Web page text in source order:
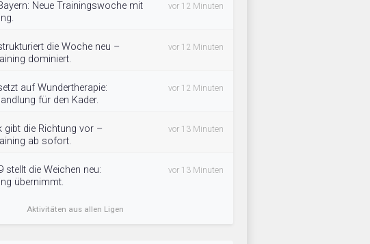
Neue Trainingswoche mit
vor 12 Minuten
die Woche neu –
dominiert.
vor 12 Minuten
auf Wundertherapie:
für den Kader.
vor 12 Minuten
gibt die Richtung vor –
ab sofort.
vor 13 Minuten
stellt die Weichen neu:
übernimmt.
vor 13 Minuten
Aktivitäten aus allen Ligen